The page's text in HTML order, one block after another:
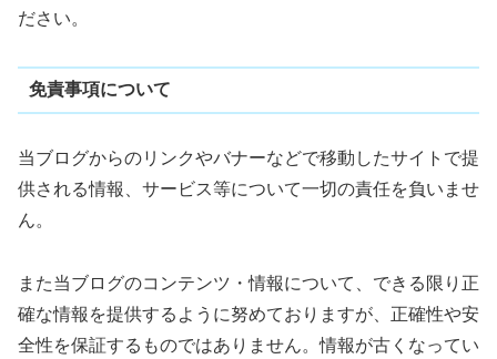
ださい。
免責事項について
当ブログからのリンクやバナーなどで移動したサイトで提
供される情報、サービス等について一切の責任を負いませ
ん。
また当ブログのコンテンツ・情報について、できる限り正
確な情報を提供するように努めておりますが、正確性や安
全性を保証するものではありません。情報が古くなってい